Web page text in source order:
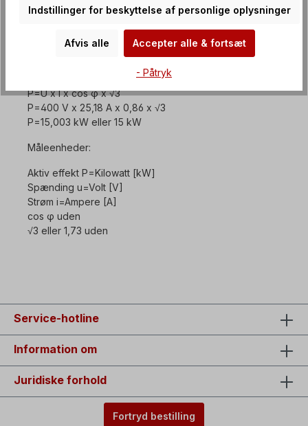
på 25,18 ampere og en cos φ på 0,86.
Hvilken elektrisk effekt er resultatet af disse
P=U x I x cos φ x √3
P=400 V x 25,18 A x 0,86 x √3
P=15,003 kW eller 15 kW
Måleenheder:
Aktiv effekt P=Kilowatt [kW]
Spænding u=Volt [V]
Strøm i=Ampere [A]
cos φ uden
√3 eller 1,73 uden
Service-hotline
Information om
Juridiske forhold
Fortryd bestilling
Indstillinger for beskyttelse af personlige oplysninger
Afvis alle Accepter alle & fortsæt
- Påtryk